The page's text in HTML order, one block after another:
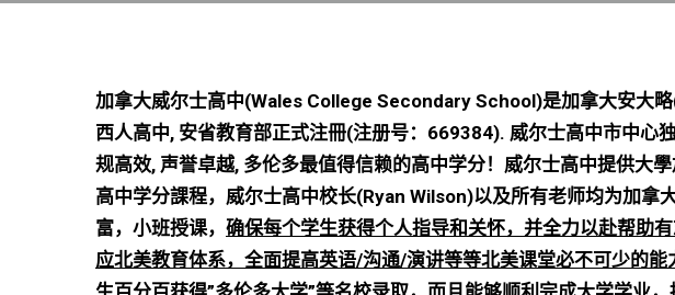
加拿大威尔士高中(Wales College Secondary School)是加拿大安大
西人高中, 安省教育部正式注冊(注册号：669384). 威尔士高中市中心
规高效, 声誉卓越, 多伦多最值得信赖的高中学分！威尔士高中提供大
高中学分課程，威尔士高中校长(Ryan Wilson)以及所有老师均为加拿
富，小班授课， 确保每个学生获得个人指导和关怀，并全力以赴帮助
应北美教育体系，全面提高英语/沟通/演讲等等北美课堂必不可少的